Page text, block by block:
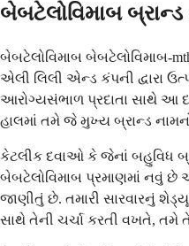
બેબટેલોવિમાબ બ્રાન્ડ
બેબટેલોવિમાબ બેબટેલોવિમાબ-
એલી લિલી એન્ડ કંપની દ્વારા
આરોગ્યસંભાળ પ્રદાતા સાથે આ
હાલમાં તમે જે મુખ્ય બ્રાન્ડ
કેટલીક દવાઓ કે જેનાં બહુવિધ
બેબટેલોવિમાબ પ્રમાણમાં નવું છે
જાણીતું છે. તમારી સારવારનું
સાથે તેની ચર્ચા કરતી વખતે, તમે